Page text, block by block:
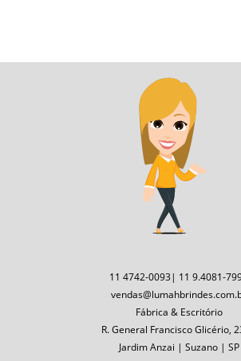
11 4742-0093| 11 9.4081-
Fábrica & Escritório
R. General Francisco Glicério,
Jardim Anzai | Suzano | SP